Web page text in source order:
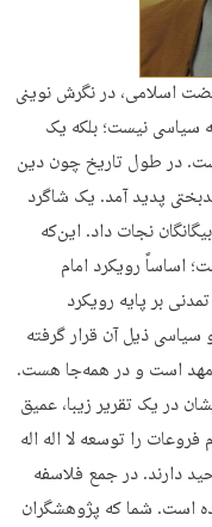
اسلامی، در نگرش نوینی
سیاسی نیست؛ بلکه یک
در طول تاریخ چون دین
پدید آمد. یک شاگرد
نجات داد. این‌که
اساساً رویکرد امام
بر پایه رویکرد
ذیل آن قرار گرفته
است و در همه‌جا هست.
در یک تقریر زیبا، عمیق
را توسعه لا اله اله
دارند. در جمع فلاسفه
است. شما که پژوهشگران